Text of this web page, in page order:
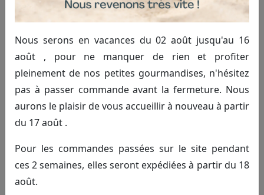
Nous serons en vacances du 02 août jusqu'au 16
août , pour ne manquer de rien et profiter
pleinement de nos petites gourmandises, n'hésitez
pas à passer commande avant la fermeture. Nous
aurons le plaisir de vous accueillir à nouveau à partir
du 17 août .
Pour les commandes passées sur le site pendant
ces 2 semaines, elles seront expédiées à partir du 18
août.
Dragées et douceurs pour mariage
dans la région de Béthune
Notre gamme dedragées mariage
se distingue par sa
diversité et sa qualité, parfaite pour un mariage réussi à
Béthune et ses environs. En choisissant nos produits,
vous bénéficiez d’un large choix de saveurs et de
présentations personnalisées, adaptés à chaque thème.
Dragées aux amandes traditionnelles et
chocolatées
Montages bonbons personnalisés pour une touche